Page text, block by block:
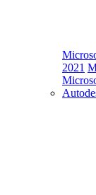
2021